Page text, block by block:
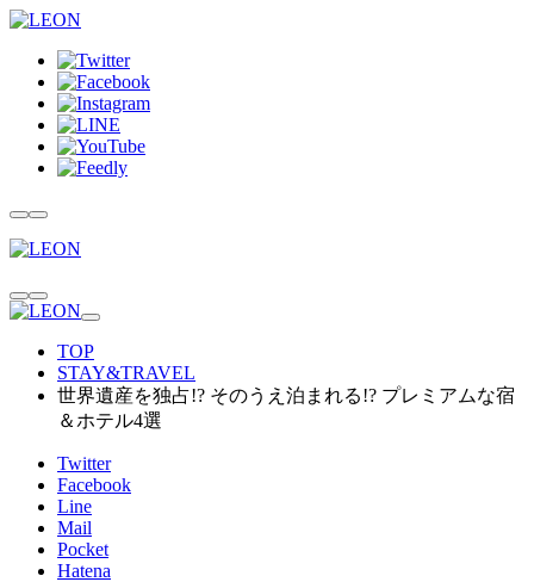
TOP
STAY&TRAVEL
世界遺産を独占!? そのうえ泊まれる!? プレミアムな宿
＆ホテル4選
Twitter
Facebook
Line
Mail
Pocket
Hatena